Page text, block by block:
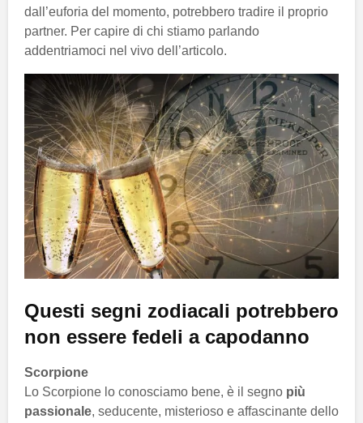
dall’euforia del momento, potrebbero tradire il proprio
partner. Per capire di chi stiamo parlando
addentriamoci nel vivo dell’articolo.
Questi segni zodiacali potrebbero
non essere fedeli a capodanno
Scorpione
Lo Scorpione lo conosciamo bene, è il segno più
passionale, seducente, misterioso e affascinante dello